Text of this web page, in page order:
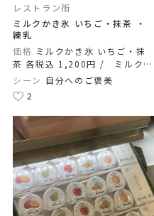
レストラン街
ミルクかき氷 いちご・抹茶 ・
練乳
価格 ミルクかき氷 いちご・抹
茶 各税込 1,200円 / ミルクか
き氷 練乳 税込 1,000円
シーン 自分へのご褒美
2